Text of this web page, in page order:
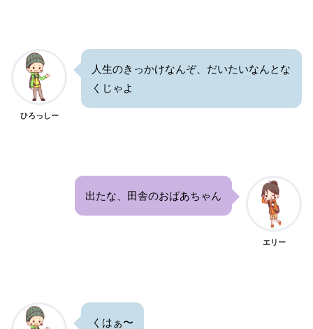
ひろっしー
人生のきっかけなんぞ、だいたいなんとな
くじゃよ
出たな、田舎のおばあちゃん
エリー
くはぁ〜